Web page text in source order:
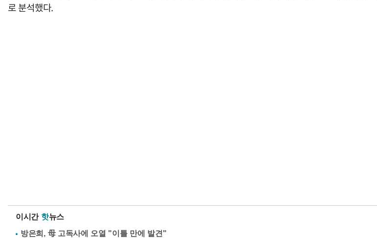
로 분석했다.
이시간 핫뉴스
방은희, 母 고독사에 오열 "이틀 만에 발견"